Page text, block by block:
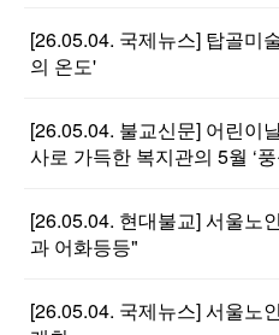
[26.05.04. 국제뉴스] 탑골미
의 온도'
[26.05.04. 불교신문] 어린이
사로 가득한 복지관의 5월 ‘풍
[26.05.04. 현대불교] 서울노
과 어화등등"
[26.05.04. 국제뉴스] 서울노